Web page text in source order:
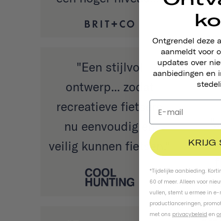
"Een stijlvol
ontwerp... zodat
recreatieve fietsers
nu eenvoudig en
veilig kunnen fietsen."
Ontgrendel deze
aanmeldt voor
updates over
aanbiedingen en
KRIJG
*Tijdelijke aanbieding.
60 of meer. Alleen voor
vullen, stemt u ermee in
productlanceringen,
met ons privacybeleid en